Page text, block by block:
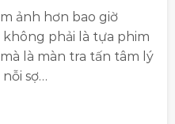
ảnh hơn bao giờ
không phải là tựa phim
là màn tra tấn tâm lý
sợ…